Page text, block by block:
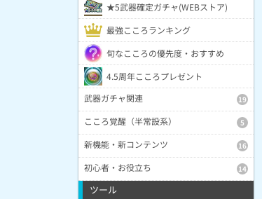
★5武器確定ガチャ(WEBストア)
最強こころランキング
旬なこころの優先度・おすすめ
4.5周年こころプレゼント
武器ガチャ関連
19
こころ覚醒（半常設系） 5
新機能・新コンテンツ 16
初心者・お役立ち 14
ツール